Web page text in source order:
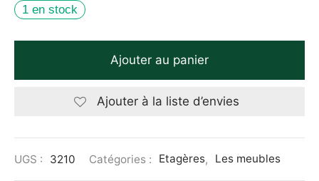
1 en stock
Ajouter au panier
Ajouter à la liste d’envies
UGS : 3210 Catégories : Etagères, Les meubles